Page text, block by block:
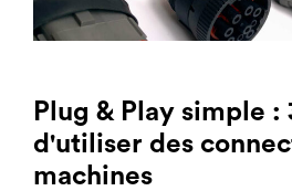
Plug & Play simple :
d'utiliser des
machines